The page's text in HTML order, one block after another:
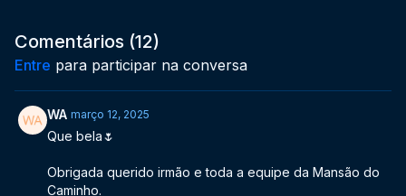
Comentários (12)
Entre para participar na conversa
WA março 12, 2025
Que bela🌷
Obrigada querido irmão e toda a equipe da Mansão do
Caminho.